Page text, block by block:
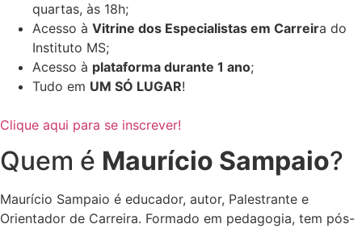
quartas, às 18h;
Acesso à Vitrine dos Especialistas em Carreira do
Instituto MS;
Acesso à plataforma durante 1 ano;
Tudo em UM SÓ LUGAR!
Clique aqui para se inscrever!
Quem é Maurício Sampaio?
Maurício Sampaio é educador, autor, Palestrante e
Orientador de Carreira. Formado em pedagogia, tem pós-